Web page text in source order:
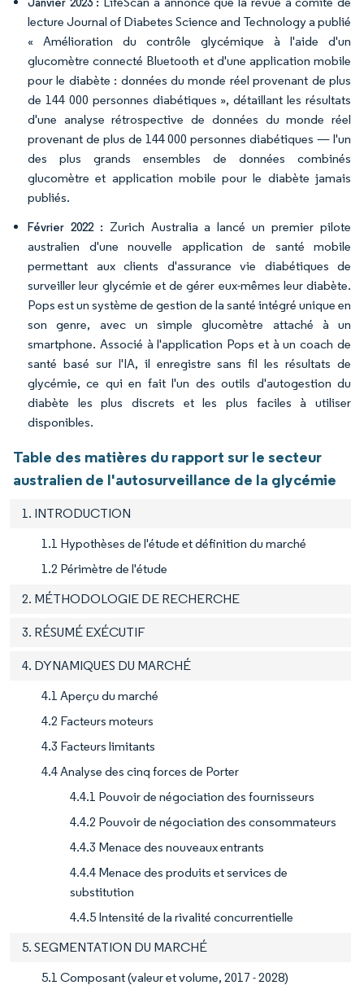
lecture Journal of Diabetes Science and Technology a publié
« Amélioration du contrôle glycémique à l'aide d'un
glucomètre connecté Bluetooth et d'une application mobile
pour le diabète : données du monde réel provenant de plus
de 144 000 personnes diabétiques », détaillant les résultats
d'une analyse rétrospective de données du monde réel
provenant de plus de 144 000 personnes diabétiques — l'un
des plus grands ensembles de données combinés
glucomètre et application mobile pour le diabète jamais
publiés.
Février 2022 : Zurich Australia a lancé un premier pilote
australien d'une nouvelle application de santé mobile
permettant aux clients d'assurance vie diabétiques de
surveiller leur glycémie et de gérer eux-mêmes leur diabète.
Pops est un système de gestion de la santé intégré unique en
son genre, avec un simple glucomètre attaché à un
smartphone. Associé à l'application Pops et à un coach de
santé basé sur l'IA, il enregistre sans fil les résultats de
glycémie, ce qui en fait l'un des outils d'autogestion du
diabète les plus discrets et les plus faciles à utiliser
disponibles.
Table des matières du rapport sur le secteur
australien de l'autosurveillance de la glycémie
1. INTRODUCTION
1.1 Hypothèses de l'étude et définition du marché
1.2 Périmètre de l'étude
2. MÉTHODOLOGIE DE RECHERCHE
3. RÉSUMÉ EXÉCUTIF
4. DYNAMIQUES DU MARCHÉ
4.1 Aperçu du marché
4.2 Facteurs moteurs
4.3 Facteurs limitants
4.4 Analyse des cinq forces de Porter
4.4.1 Pouvoir de négociation des fournisseurs
4.4.2 Pouvoir de négociation des consommateurs
4.4.3 Menace des nouveaux entrants
4.4.4 Menace des produits et services de
substitution
4.4.5 Intensité de la rivalité concurrentielle
5. SEGMENTATION DU MARCHÉ
5.1 Composant (valeur et volume, 2017 - 2028)